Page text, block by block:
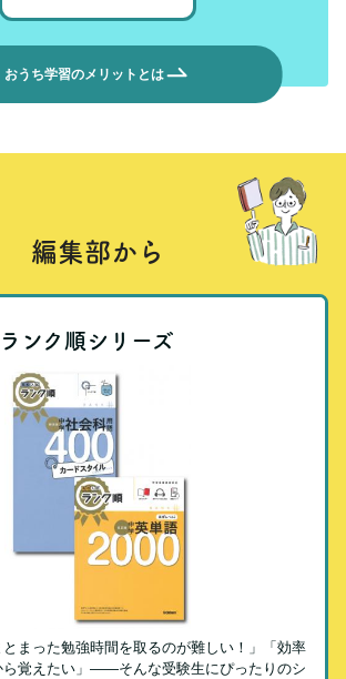
おうち学習のメリットとは
編集部から
ンク順シリーズ
とまった勉強時間を取るのが難しい！」「効率
ら覚えたい」――そんな受験生にぴったりのシ